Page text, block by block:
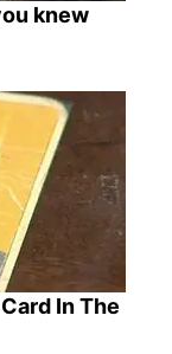
knew
In The